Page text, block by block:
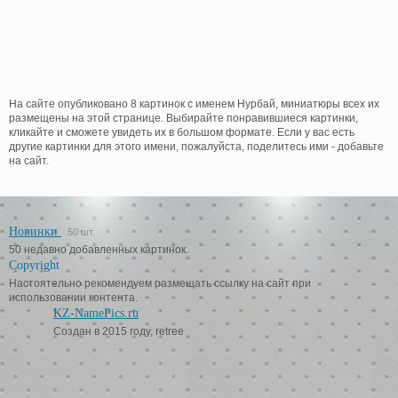
На сайте опубликовано 8 картинок с именем Нурбай, миниатюры всех их
размещены на этой странице. Выбирайте понравившиеся картинки,
кликайте и сможете увидеть их в большом формате. Если у вас есть
другие картинки для этого имени, пожалуйста, поделитесь ими - добавьте
на сайт.
Новинки 50 шт.
50 недавно добавленных картинок.
Copyright
Настоятельно рекомендуем размещать ссылку на сайт при
использовании контента.
KZ-NamePics.ru
Создан в 2015 году, retree